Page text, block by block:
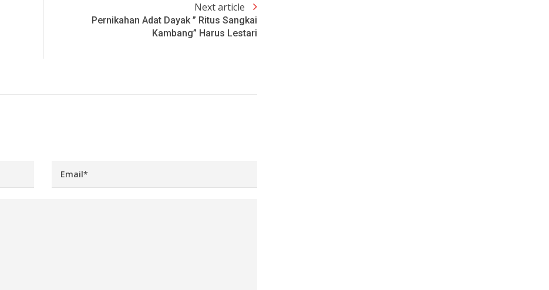
Next article
Pernikahan Adat Dayak ” Ritus Sangkai
Kambang” Harus Lestari